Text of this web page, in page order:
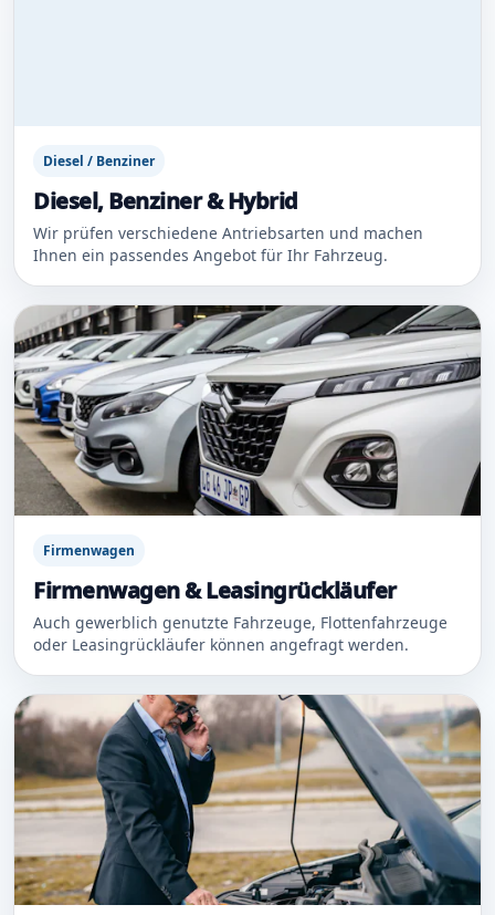
Diesel / Benziner
Diesel, Benziner & Hybrid
Wir prüfen verschiedene Antriebsarten und machen
Ihnen ein passendes Angebot für Ihr Fahrzeug.
Firmenwagen
Firmenwagen & Leasingrückläufer
Auch gewerblich genutzte Fahrzeuge, Flottenfahrzeuge
oder Leasingrückläufer können angefragt werden.